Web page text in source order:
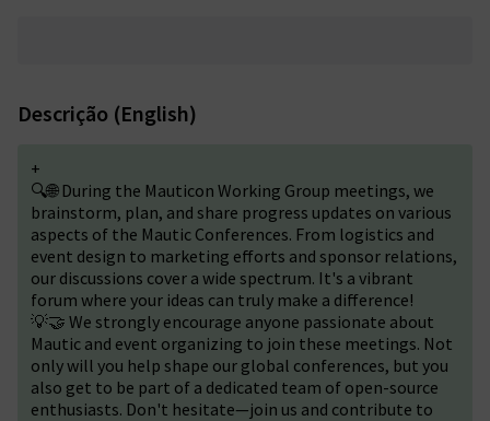
Descrição (English)
+
🔍🌐 During the Mauticon Working Group meetings, we
brainstorm, plan, and share progress updates on various
aspects of the Mautic Conferences. From logistics and
event design to marketing efforts and sponsor relations,
our discussions cover a wide spectrum. It's a vibrant
forum where your ideas can truly make a difference!
💡🤝 We strongly encourage anyone passionate about
Mautic and event organizing to join these meetings. Not
only will you help shape our global conferences, but you
also get to be part of a dedicated team of open-source
enthusiasts. Don't hesitate—join us and contribute to